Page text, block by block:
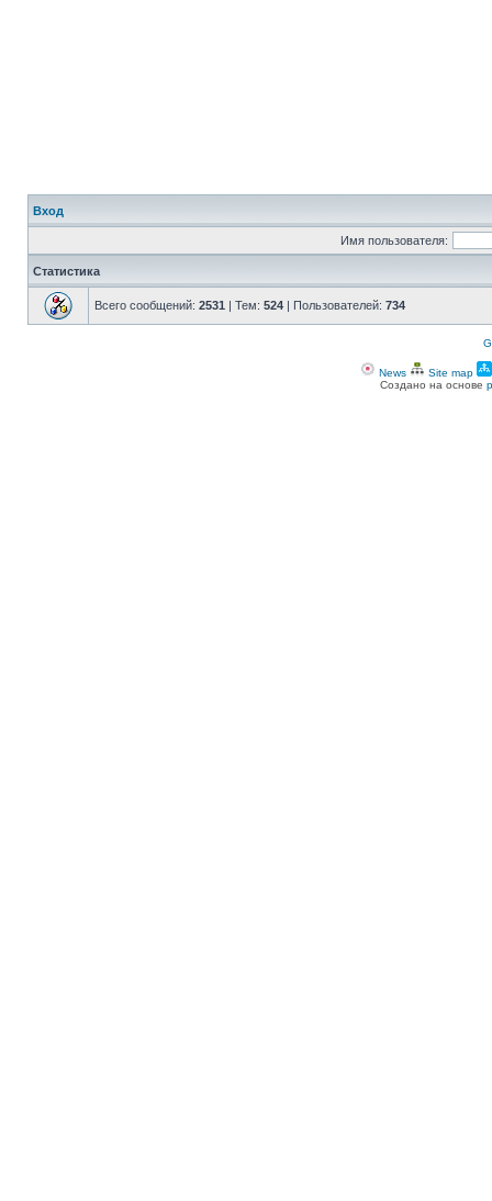
Вход
Имя пользователя:
Статистика
Всего сообщений: 2531 | Тем: 524 | Пользователей: 734
News Site map
Создано на основе